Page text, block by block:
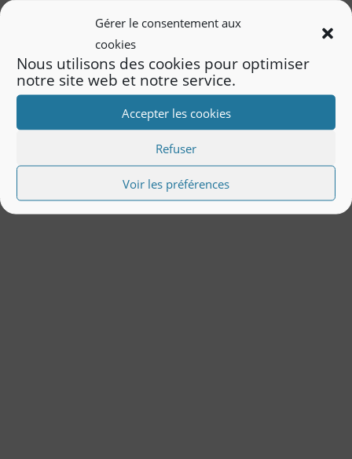
Gérer le consentement aux
cookies
Nous utilisons des cookies pour optimiser
notre site web et notre service.
Accepter les cookies
Refuser
Voir les préférences